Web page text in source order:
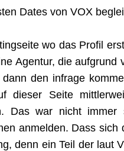
Dates von VOX
wo das Profil
Agentur, die aufgrund
den infrage
dieser Seite
Das war nicht immer
anmelden. Dass
denn ein Teil der laut